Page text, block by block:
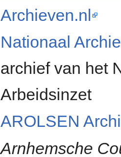
Archieven.nl
Nationaal
archief van het
Arbeidsinzet
AROLSEN
Arnhemsche